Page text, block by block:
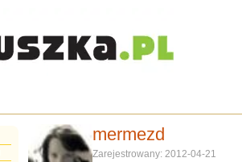
mermezd
Zarejestrowany: 2012-04-21